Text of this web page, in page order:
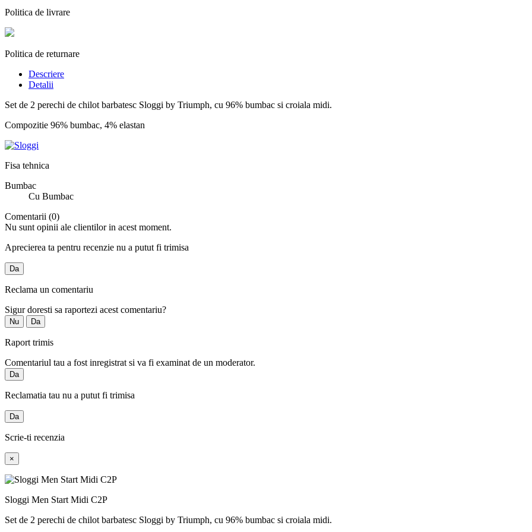
Politica de livrare
Politica de returnare
Descriere
Detalii
Set de 2 perechi de chilot barbatesc Sloggi by Triumph, cu 96% bumbac si croiala midi.
Compozitie 96% bumbac, 4% elastan
Fisa tehnica
Bumbac
Cu Bumbac
Comentarii (0)
Nu sunt opinii ale clientilor in acest moment.
Aprecierea ta pentru recenzie nu a putut fi trimisa
Da
Reclama un comentariu
Sigur doresti sa raportezi acest comentariu?
Nu Da
Raport trimis
Comentariul tau a fost inregistrat si va fi examinat de un moderator.
Da
Reclamatia tau nu a putut fi trimisa
Da
Scrie-ti recenzia
×
Sloggi Men Start Midi C2P
Set de 2 perechi de chilot barbatesc Sloggi by Triumph, cu 96% bumbac si croiala midi.